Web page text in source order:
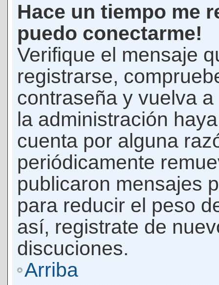
Hace un tiempo me
puedo conectarme!
Verifique el mensaje
registrarse,
contraseña y vuelva
la administración
cuenta por alguna
periódicamente
publicaron mensajes
para reducir el peso
así, registrate de
discuciones.
Arriba